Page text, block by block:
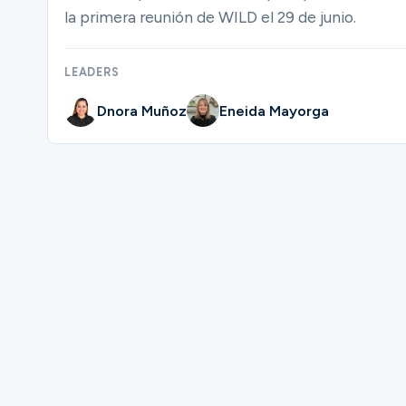
la primera reunión de WILD el 29 de junio.
LEADERS
Dnora Muñoz Eneida Mayorga